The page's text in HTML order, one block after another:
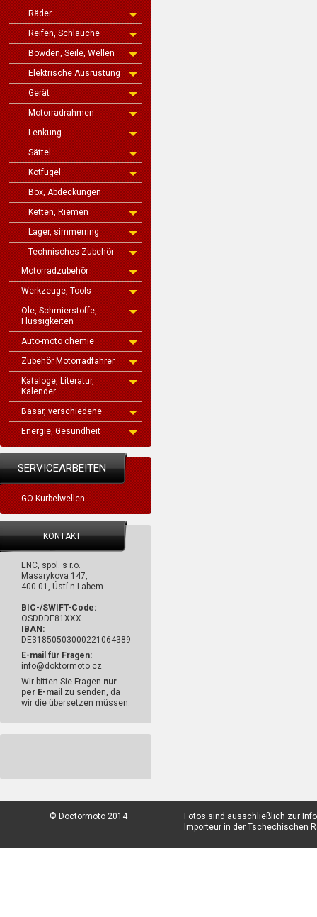
Räder
Reifen, Schläuche
Bowden, Seile, Wellen
Elektrische Ausrüstung
Gerät
Motorradrahmen
Lenkung
Sättel
Kotfügel
Box, Abdeckungen
Ketten, Riemen
Lager, simmerring
Technisches Zubehör
Motorradzubehör
Werkzeuge, Tools
Öle, Schmierstoffe,
Flüssigkeiten
Auto-moto chemie
Zubehör Motorradfahrer
Kataloge, Literatur,
Kalender
Basar, verschiedene
Energie, Gesundheit
SERVICEARBEITEN
GO Kurbelwellen
KONTAKT
ENC, spol. s r.o.
Masarykova 147,
400 01, Ústí n Labem
BIC-/SWIFT-Code:
OSDDDE81XXX
IBAN:
DE31850503000221064389
E-mail für Fragen:
info@doktormoto.cz
Wir bitten Sie Fragen nur
per E-mail zu senden, da
wir die übersetzen müssen.
© Doctormoto 2014
Fotos sind ausschließlich zur
Importeur in der Tschechischen